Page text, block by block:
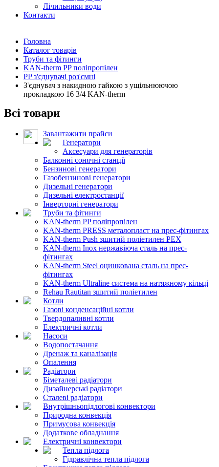
Лічильники води
Контакти
Головна
Каталог товарів
Труби та фітинги
KAN-therm PP поліпропілен
PP з'єднувачі роз'ємні
З'єднувач з накидною гайкою з ущільнюючою
прокладкою 16 3/4 KAN-therm
Всі товари
Завантажити прайси
Генератори
Аксесуари для генераторів
Балконні сонячні станції
Бензинові генератори
Газобензинові генератори
Дизельні генератори
Дизельні електростанції
Інверторні генератори
Труби та фітинги
KAN-therm PP поліпропілен
KAN-therm PRESS металопласт на прес-фітингах
KAN-therm Push зшитий поліетилен PEX
KAN-therm Inox нержавіюча сталь на прес-
фітингах
KAN-therm Steel оцинкована сталь на прес-
фітингах
KAN-therm Ultraline система на натяжному кільці
Rehau Rautitan зшитий поліетилен
Котли
Газові конденсаційні котли
Твердопаливні котли
Електричні котли
Насоси
Водопостачання
Дренаж та каналізація
Опалення
Радіатори
Біметалеві радіатори
Дизайнерські радіатори
Сталеві радіатори
Внутрішньопідлогові конвектори
Природна конвекція
Примусова конвекція
Додаткове обладнання
Електричні конвектори
Тепла підлога
Гідравлічна тепла підлога